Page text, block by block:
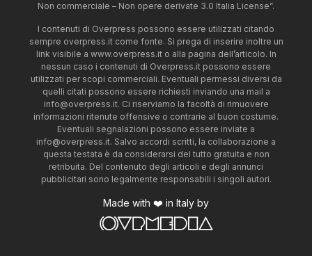
Non commerciale – Non opere derivate 3.0 Italia License”.
I contenuti di Overpress possono essere utilizzati citando
sempre overpress.it come fonte. Si prega di inserire inoltre un
link visibile a www.overpress.it o alla pagina dell’articolo. In
nessun caso i contenuti di Overpress.it possono essere
utilizzati per scopi commerciali. Eventuali permessi diversi da
quelli citati possono essere richiesti inviando una mail a
info@overpress.it. Ci riserviamo la facoltà di rimuovere
informazioni ritenute offensive o contrarie al buon costume.
Eventuali segnalazioni possono essere inviate a
info@overpress.it. Salvo accordi scritti, la collaborazione a
questa testata è da considerarsi del tutto gratuita e non
retribuita. Del contenuto degli articoli e degli annunci
pubblicitari sono legalmente responsabili i singoli autori.
Made with ❤️ in Italy by